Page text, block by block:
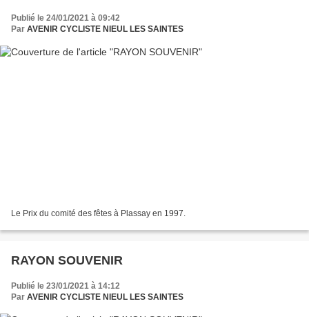
Publié le 24/01/2021 à 09:42
Par AVENIR CYCLISTE NIEUL LES SAINTES
Le Prix du comité des fêtes à Plassay en 1997.
RAYON SOUVENIR
Publié le 23/01/2021 à 14:12
Par AVENIR CYCLISTE NIEUL LES SAINTES